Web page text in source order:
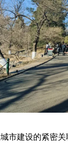
市建设的紧密